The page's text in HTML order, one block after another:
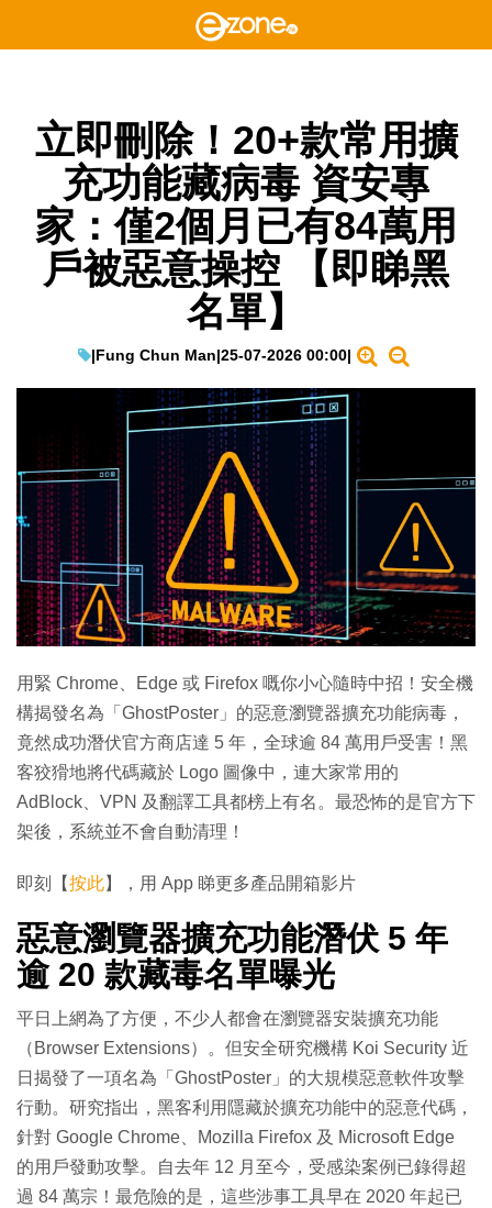
立即刪除！20+款常用擴
充功能藏病毒 資安專
家：僅2個月已有84萬用
戶被惡意操控 【即睇黑
名單】
|Fung Chun Man|25-07-2026 00:00|
用緊 Chrome、Edge 或 Firefox 嘅你小心隨時中招！安全機
構揭發名為「GhostPoster」的惡意瀏覽器擴充功能病毒，
竟然成功潛伏官方商店達 5 年，全球逾 84 萬用戶受害！黑
客狡猾地將代碼藏於 Logo 圖像中，連大家常用的
AdBlock、VPN 及翻譯工具都榜上有名。最恐怖的是官方下
架後，系統並不會自動清理！
即刻【按此】，用 App 睇更多產品開箱影片
惡意瀏覽器擴充功能潛伏 5 年
逾 20 款藏毒名單曝光
平日上網為了方便，不少人都會在瀏覽器安裝擴充功能
（Browser Extensions）。但安全研究機構 Koi Security 近
日揭發了一項名為「GhostPoster」的大規模惡意軟件攻擊
行動。研究指出，黑客利用隱藏於擴充功能中的惡意代碼，
針對 Google Chrome、Mozilla Firefox 及 Microsoft Edge
的用戶發動攻擊。自去年 12 月至今，受感染案例已錄得超
過 84 萬宗！最危險的是，這些涉事工具早在 2020 年起已